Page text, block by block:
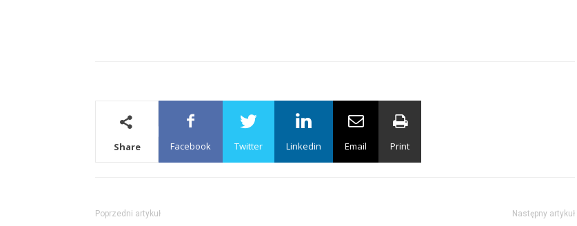
Share Facebook Twitter Linkedin Email Print
Poprzedni artykuł Następny artykuł